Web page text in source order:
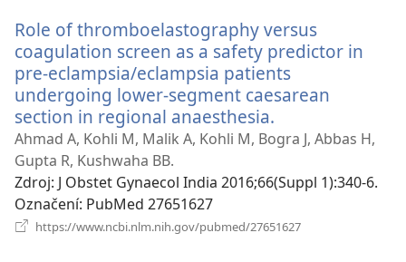
Role of thromboelastography versus
coagulation screen as a safety predictor in
pre-eclampsia/eclampsia patients
undergoing lower-segment caesarean
section in regional anaesthesia.
nové
Ahmad A, Kohli M, Malik A, Kohli M, Bogra J, Abbas H,
Gupta R, Kushwaha BB.
Zdroj‎: J Obstet Gynaecol India 2016;66(Suppl 1):340-6.
Označení‎: PubMed 27651627
https://www.ncbi.nlm.nih.gov/pubmed/27651627